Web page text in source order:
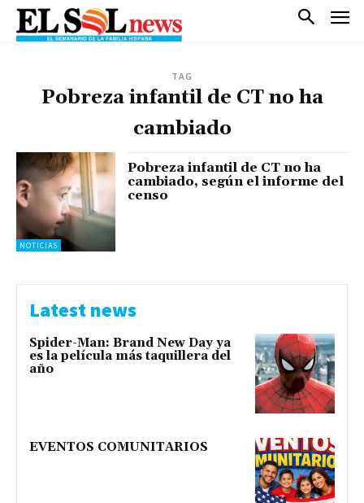
TAG
Pobreza infantil de CT no ha
cambiado
NOTICIAS
Pobreza infantil de CT no ha
cambiado, según el informe del
censo
Latest news
Spider-Man: Brand New Day ya
es la película más taquillera del
año
EVENTOS COMUNITARIOS